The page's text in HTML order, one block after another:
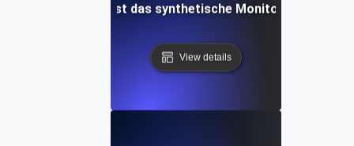
Was ist das synthetische Monitoring?
View details